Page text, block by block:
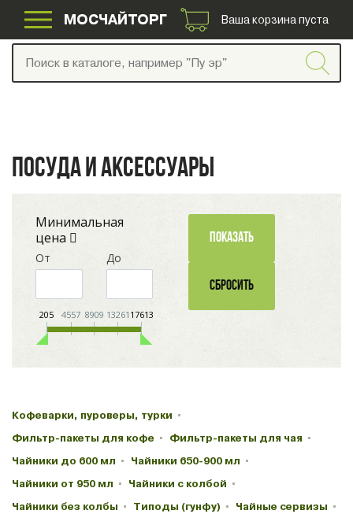
МОСЧАЙТОРГ Ваша корзина пуста
ПОСУДА И АКСЕССУАРЫ
Минимальная
цена
От До
205 4557 8909 13261 17613
Кофеварки, пуроверы, турки
Фильтр-пакеты для кофе
Фильтр-пакеты для чая
Чайники до 600 мл
Чайники 650-900 мл
Чайники от 950 мл
Чайники с колбой
Чайники без колбы
Типоды (гунфу)
Чайные сервизы